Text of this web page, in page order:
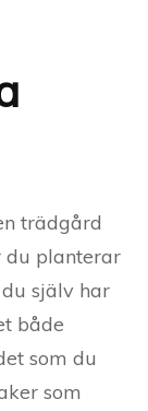
trädgård
du planterar
själv har
både
som du
som